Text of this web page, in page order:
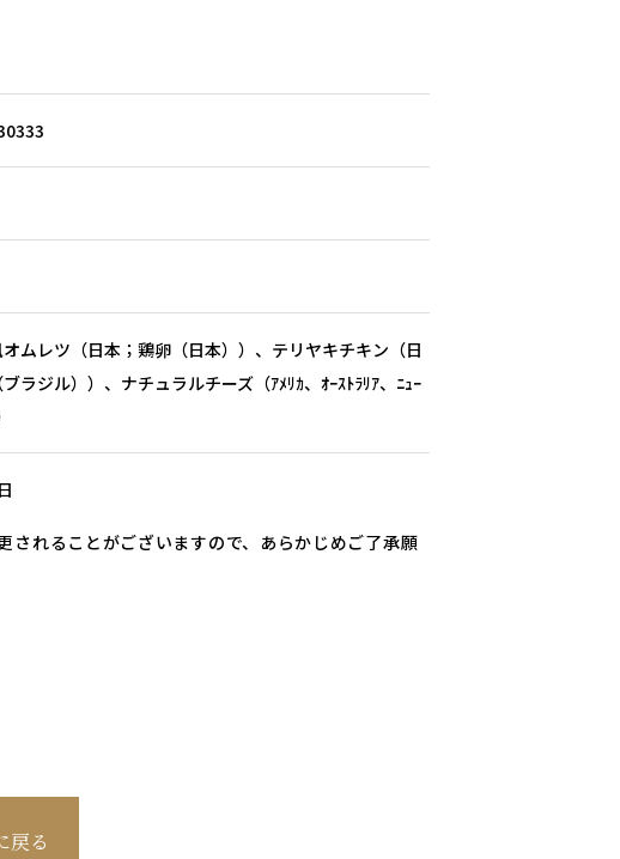
ムレツ（日本；鶏卵（日本））、テリヤキチキン（日
ラジル））、ナチュラルチーズ（ｱﾒﾘｶ、ｵｰｽﾄﾗﾘｱ、ﾆｭｰ
されることがございますので、あらかじめご了承願
戻る